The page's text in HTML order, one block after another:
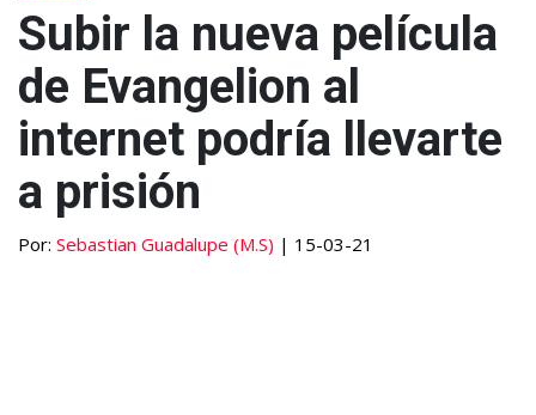
Subir la nueva película
de Evangelion al
internet podría llevarte
a prisión
Por: Sebastian Guadalupe (M.S) | 15-03-21